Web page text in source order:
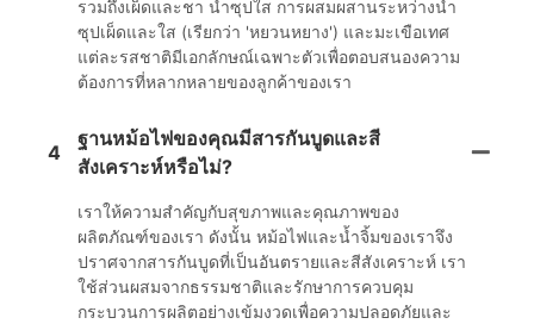
รวมถึงเผ็ดและชา น้ำซุปใส การผสมผสานระหว่างน้ำ
ซุปเผ็ดและใส (เรียกว่า 'หยวนหยาง') และมะเขือเทศ
แต่ละรสชาติมีเอกลักษณ์เฉพาะตัวเพื่อตอบสนองความ
ต้องการที่หลากหลายของลูกค้าของเรา
4
ฐานหม้อไฟของคุณมีสารกันบูดและสี
สังเคราะห์หรือไม่?
เราให้ความสำคัญกับสุขภาพและคุณภาพของ
ผลิตภัณฑ์ของเรา ดังนั้น หม้อไฟและน้ำจิ้มของเราจึง
ปราศจากสารกันบูดที่เป็นอันตรายและสีสังเคราะห์ เรา
ใช้ส่วนผสมจากธรรมชาติและรักษาการควบคุม
กระบวนการผลิตอย่างเข้มงวดเพื่อความปลอดภัยและ